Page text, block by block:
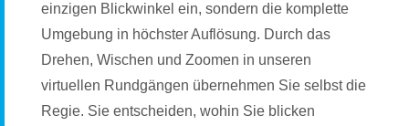
einzigen Blickwinkel ein, sondern die komplette
Umgebung in höchster Auflösung. Durch das
Drehen, Wischen und Zoomen in unseren
virtuellen Rundgängen übernehmen Sie selbst die
Regie. Sie entscheiden, wohin Sie blicken